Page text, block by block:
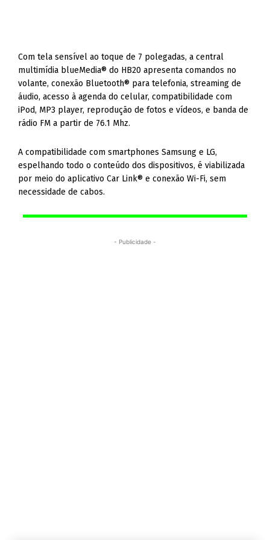
Com tela sensível ao toque de 7 polegadas, a central
multimídia blueMedia® do HB20 apresenta comandos no
volante, conexão Bluetooth® para telefonia, streaming de
áudio, acesso à agenda do celular, compatibilidade com
iPod, MP3 player, reprodução de fotos e vídeos, e banda de
rádio FM a partir de 76.1 Mhz.
A compatibilidade com smartphones Samsung e LG,
espelhando todo o conteúdo dos dispositivos, é viabilizada
por meio do aplicativo Car Link® e conexão Wi-Fi, sem
necessidade de cabos.
- Publicidade -